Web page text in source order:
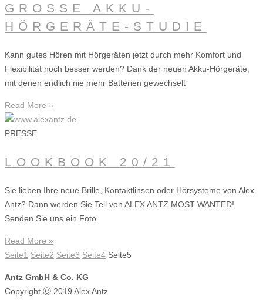
GROSSE AKKU-
HÖRGERÄTE-STUDIE
Kann gutes Hören mit Hörgeräten jetzt durch mehr Komfort und
Flexibilität noch besser werden? Dank der neuen Akku-Hörgeräte,
mit denen endlich nie mehr Batterien gewechselt
Read More »
PRESSE
LOOKBOOK 20/21
Sie lieben Ihre neue Brille, Kontaktlinsen oder Hörsysteme von Alex
Antz? Dann werden Sie Teil von ALEX ANTZ MOST WANTED!
Senden Sie uns ein Foto
Read More »
Seite1 Seite2 Seite3 Seite4 Seite5
Antz GmbH & Co. KG
Copyright Ⓒ 2019 Alex Antz